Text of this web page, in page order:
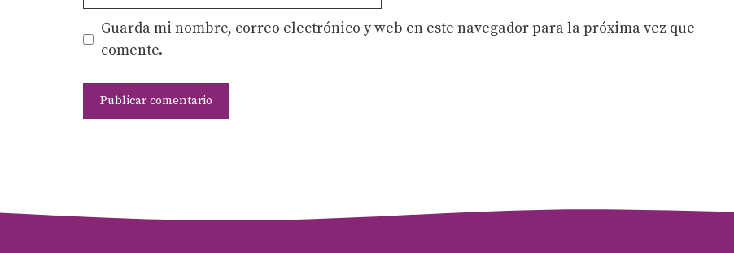
Guarda mi nombre, correo electrónico y web en este navegador para la próxima vez que
comente.